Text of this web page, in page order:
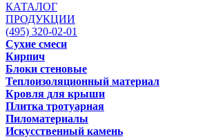
КАТАЛОГ
ПРОДУКЦИИ
(495) 320-02-01
Сухие смеси
Кирпич
Блоки стеновые
Теплоизоляционный материал
Кровля для крыши
Плитка тротуарная
Пиломатериалы
Искусственный камень